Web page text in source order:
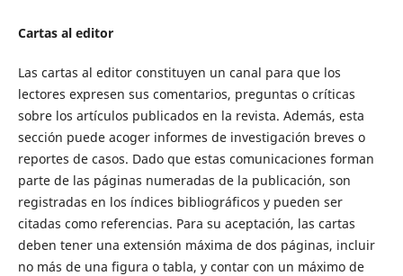
Cartas al editor
Las cartas al editor constituyen un canal para que los
lectores expresen sus comentarios, preguntas o críticas
sobre los artículos publicados en la revista. Además, esta
sección puede acoger informes de investigación breves o
reportes de casos. Dado que estas comunicaciones forman
parte de las páginas numeradas de la publicación, son
registradas en los índices bibliográficos y pueden ser
citadas como referencias. Para su aceptación, las cartas
deben tener una extensión máxima de dos páginas, incluir
no más de una figura o tabla, y contar con un máximo de